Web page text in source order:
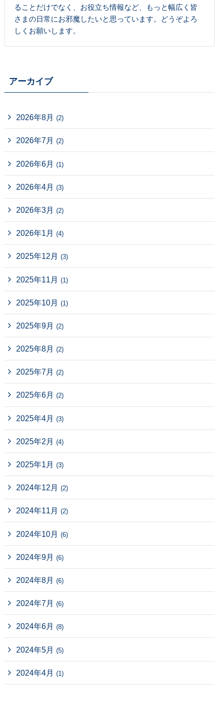
ることだけでなく、お役立ち情報など、もっと幅広く皆
さまの日常にお邪魔したいと思っています。どうぞよろ
しくお願いします。
アーカイブ
2026年8月 (2)
2026年7月 (2)
2026年6月 (1)
2026年4月 (3)
2026年3月 (2)
2026年1月 (4)
2025年12月 (3)
2025年11月 (1)
2025年10月 (1)
2025年9月 (2)
2025年8月 (2)
2025年7月 (2)
2025年6月 (2)
2025年4月 (3)
2025年2月 (4)
2025年1月 (3)
2024年12月 (2)
2024年11月 (2)
2024年10月 (6)
2024年9月 (6)
2024年8月 (6)
2024年7月 (6)
2024年6月 (8)
2024年5月 (5)
2024年4月 (1)